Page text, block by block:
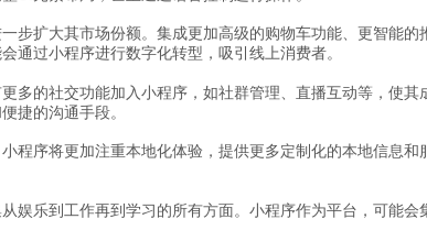
步扩大其市场份额。集成更加高级的购物车功能、更智能
通过小程序进行数字化转型，吸引线上消费者。
多的社交功能加入小程序，如社群管理、直播互动等，使
捷的沟通手段。
程序将更加注重本地化体验，提供更多定制化的本地信息
娱乐到工作再到学习的所有方面。小程序作为平台，可能